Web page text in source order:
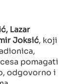
Lazar
Joksić, koji
pomagati
odgovorno i